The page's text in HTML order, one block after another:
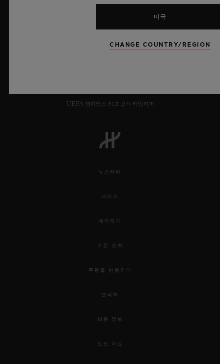
UEFA 챔피언스 리그 공식 타임키퍼
뉴스레터
서비스
예약하기
주문 조회
주문을 반품하다
연락처
채용 정보
보도 자료
미국
CHANGE COUNTRY/REGION